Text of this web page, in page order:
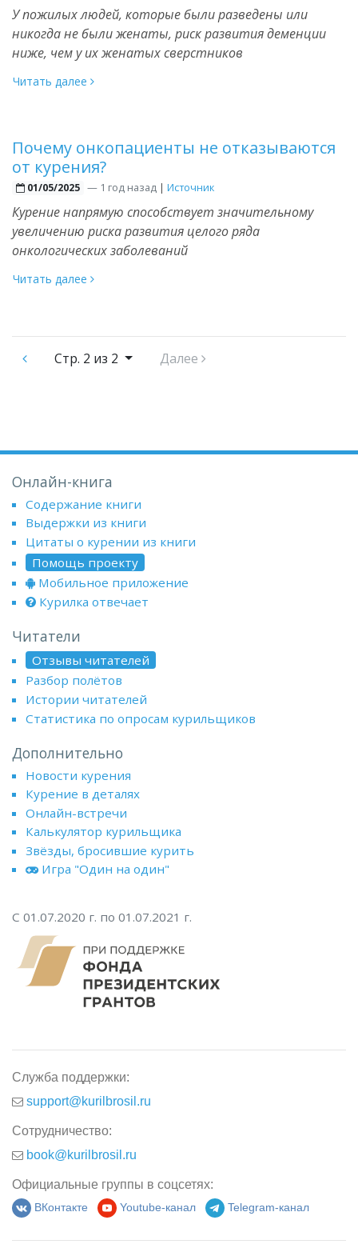
У пожилых людей, которые были разведены или
никогда не были женаты, риск развития деменции
ниже, чем у их женатых сверстников
Читать далее
Почему онкопациенты не отказываются
от курения?
01/05/2025 —1 год назад | Источник
Курение напрямую способствует значительному
увеличению риска развития целого ряда
онкологических заболеваний
Читать далее
Стр. 2 из 2 Далее
Онлайн-книга
Содержание книги
Выдержки из книги
Цитаты о курении из книги
Помощь проекту
Мобильное приложение
Курилка отвечает
Читатели
Отзывы читателей
Разбор полётов
Истории читателей
Статистика по опросам курильщиков
Дополнительно
Новости курения
Курение в деталях
Онлайн-встречи
Калькулятор курильщика
Звёзды, бросившие курить
Игра "Один на один"
С 01.07.2020 г. по 01.07.2021 г.
Служба поддержки:
support@kurilbrosil.ru
Сотрудничество:
book@kurilbrosil.ru
Официальные группы в соцсетях:
ВКонтакте Youtube-канал Telegram-канал